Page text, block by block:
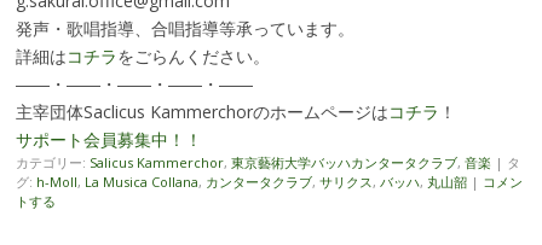
発声・歌唱指導、合唱指導等承っています。
詳細はコチラをごらんください。
――・――・――・――・――
主宰団体Saclicus Kammerchorのホームページはコチラ ！
サポート会員募集中！
！
カテゴリー: Salicus Kammerchor, 東京藝術大学バッハカンタータクラブ, 音楽 | タ
グ: h-Moll, La Musica Collana, カンタータクラブ, サリクス, バッハ, 丸山韶 | コメン
トする